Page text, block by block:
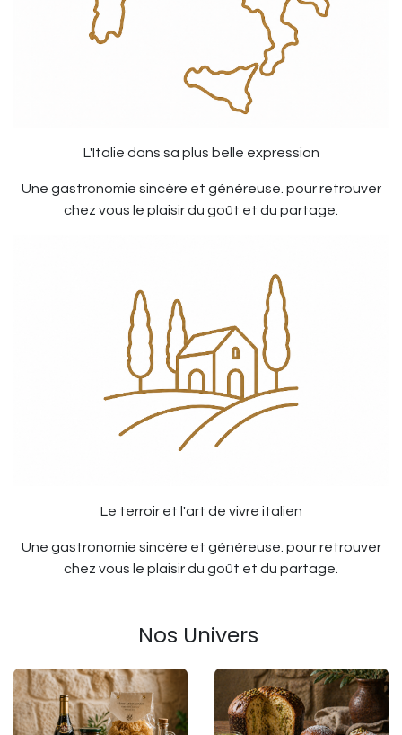
L'Italie dans sa plus belle expression
Une gastronomie sincère et généreuse. pour retrouver
chez vous le plaisir du goût et du partage.
Le terroir et l'art de vivre italien
Une gastronomie sincère et généreuse. pour retrouver
chez vous le plaisir du goût et du partage.
Nos Univers